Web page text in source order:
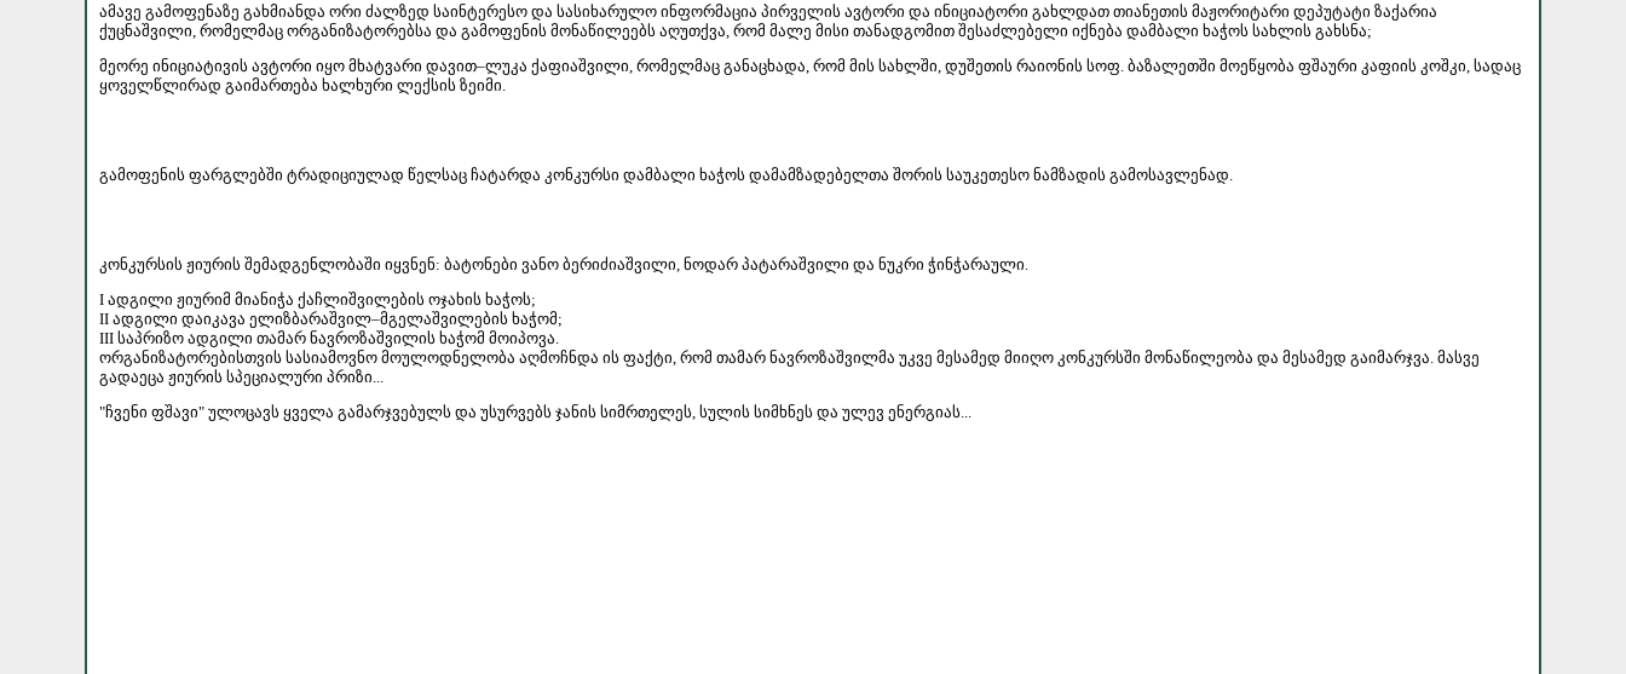
ამავე გამოფენაზე გახმიანდა ორი ძალზედ საინტერესო და სასიხარულო ინფორმაცია პირველის ავტორი და ინიციატორი გახლდათ თიანეთის მაჟორიტარი დეპუტატი ზაქარია
ქუცნაშვილი, რომელმაც ორგანიზატორებსა და გამოფენის მონაწილეებს აღუთქვა, რომ მალე მისი თანადგომით შესაძლებელი იქნება დამბალი ხაჭოს სახლის გახსნა;
მეორე ინიციატივის ავტორი იყო მხატვარი დავით–ლუკა ქაფიაშვილი, რომელმაც განაცხადა, რომ მის სახლში, დუშეთის რაიონის სოფ. ბაზალეთში მოეწყობა ფშაური კაფიის კოშკი, სადაც
ყოველწლირად გაიმართება ხალხური ლექსის ზეიმი.
გამოფენის ფარგლებში ტრადიციულად წელსაც ჩატარდა კონკურსი დამბალი ხაჭოს დამამზადებელთა შორის საუკეთესო ნამზადის გამოსავლენად.
კონკურსის ჟიურის შემადგენლობაში იყვნენ: ბატონები ვანო ბერიძიაშვილი, ნოდარ პატარაშვილი და ნუკრი ჭინჭარაული.
I ადგილი ჟიურიმ მიანიჭა ქაჩლიშვილების ოჯახის ხაჭოს;
II ადგილი დაიკავა ელიზბარაშვილ–მგელაშვილების ხაჭომ;
III საპრიზო ადგილი თამარ ნავროზაშვილის ხაჭომ მოიპოვა.
ორგანიზატორებისთვის სასიამოვნო მოულოდნელობა აღმოჩნდა ის ფაქტი, რომ თამარ ნავროზაშვილმა უკვე მესამედ მიიღო კონკურსში მონაწილეობა და მესამედ გაიმარჯვა. მასვე
გადაეცა ჟიურის სპეციალური პრიზი...
"ჩვენი ფშავი" ულოცავს ყველა გამარჯვებულს და უსურვებს ჯანის სიმრთელეს, სულის სიმხნეს და ულევ ენერგიას...